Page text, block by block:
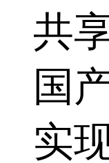
共
国
实